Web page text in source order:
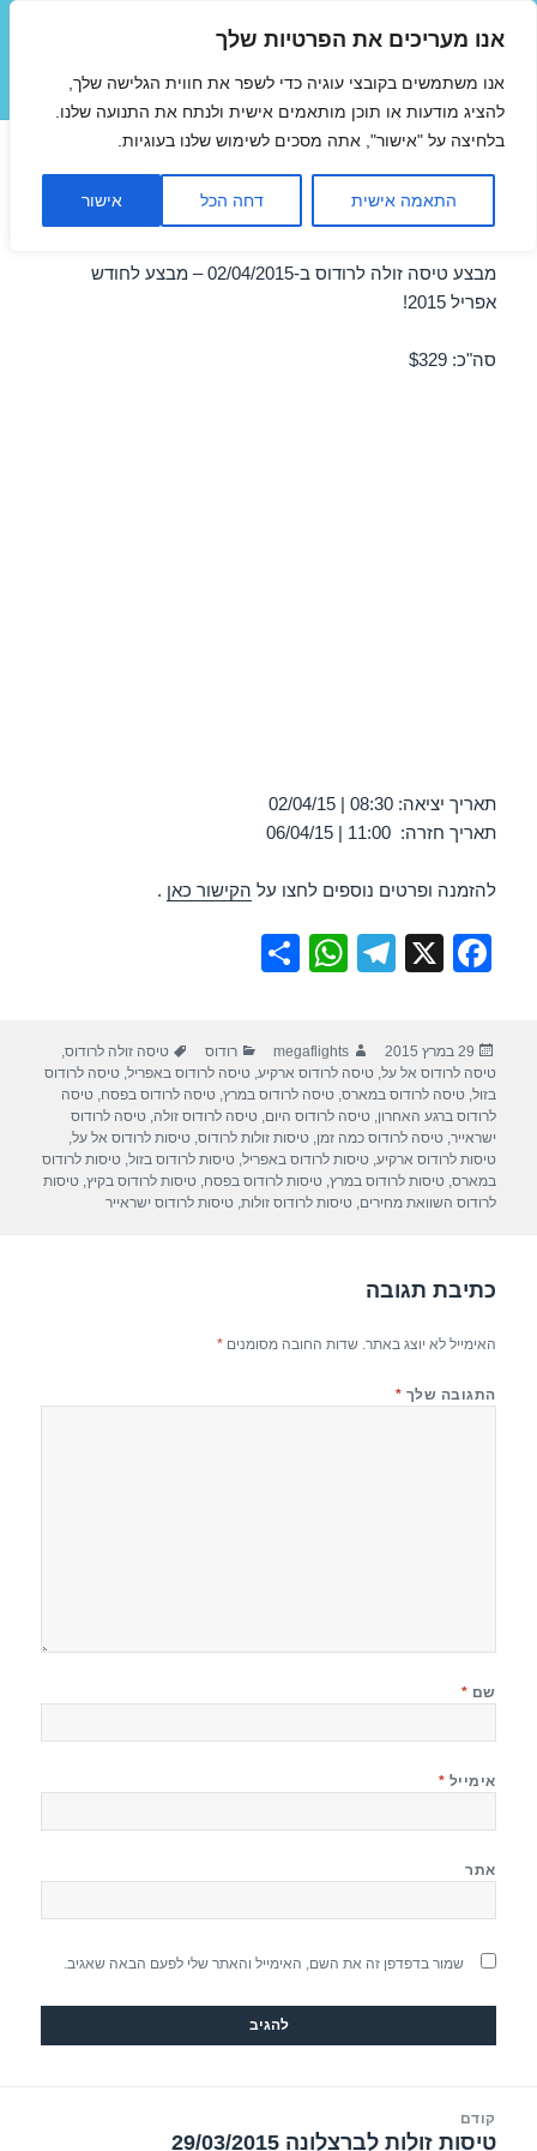
אנו מעריכים את הפרטיות שלך
אנו משתמשים בקובצי עוגיה כדי לשפר את חווית הגלישה שלך,
להציג מודעות או תוכן מותאמים אישית ולנתח את התנועה שלנו.
בלחיצה על "אישור", אתה מסכים לשימוש שלנו בעוגיות.
התאמה אישית דחה הכל אישור
תפריטים
ווידג'טים
טיסה זולות לרודוס באפריל
02/04/2015
מבצע טיסה זולה לרודוס ב-02/04/2015 – מבצע לחודש
אפריל 2015!
סה"כ: $329
תאריך יציאה: 08:30 | 02/04/15
תאריך חזרה: 11:00 | 06/04/15
להזמנה ופרטים נוספים לחצו על הקישור כאן .
F
e
b
o
o
k
X
T
gr
a
m
W
s
A
p
p
e
פורסם
בתאריך
29 במרץ 2015 מחבר
megaflights קטגוריות
רודוס תגיות
טיסה זולה לרודוס,
טיסה לרודוס אל על,טיסה לרודוס ארקיע,טיסה לרודוס באפריל,טיסה לרודוס
בזול,טיסה לרודוס במארס,טיסה לרודוס במרץ,טיסה לרודוס בפסח,טיסה
לרודוס ברגע האחרון,טיסה לרודוס היום,טיסה לרודוס זולה,טיסה לרודוס
ישראייר,טיסה לרודוס כמה זמן,טיסות זולות לרודוס,טיסות לרודוס אל על,
טיסות לרודוס ארקיע,טיסות לרודוס באפריל,טיסות לרודוס בזול,טיסות לרודוס
במארס,טיסות לרודוס במרץ,טיסות לרודוס בפסח,טיסות לרודוס בקיץ,טיסות
לרודוס השוואת מחירים,טיסות לרודוס זולות,טיסות לרודוס ישראייר
כתיבת תגובה
האימייל לא יוצג באתר. שדות החובה מסומנים*
התגובה שלך *
שם *
אימייל *
אתר
שמור בדפדפן זה את השם, האימייל והאתר שלי לפעם הבאה שאגיב.
קודם
הפוסט
טיסות זולות לברצלונה 29/03/2015